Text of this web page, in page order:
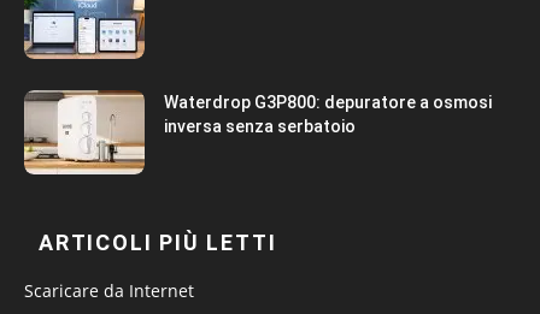
Waterdrop G3P800: depuratore a osmosi
inversa senza serbatoio
ARTICOLI PIÙ LETTI
Scaricare da Internet